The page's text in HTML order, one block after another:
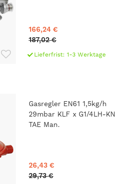
166,24 €
187,02 €
Lieferfrist: 1-3 Werktage
Gasregler EN61 1,5kg/h
29mbar KLF x G1/4LH-KN
TAE Man.
26,43 €
29,73 €